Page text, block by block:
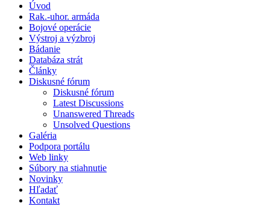
Úvod
Rak.-uhor. armáda
Bojové operácie
Výstroj a výzbroj
Bádanie
Databáza strát
Články
Diskusné fórum
Diskusné fórum
Latest Discussions
Unanswered Threads
Unsolved Questions
Galéria
Podpora portálu
Web linky
Súbory na stiahnutie
Novinky
Hľadať
Kontakt